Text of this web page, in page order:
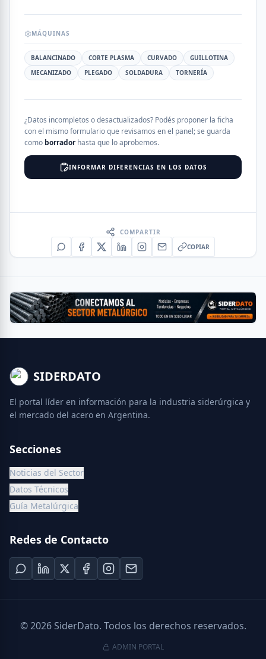
MÁQUINAS
BALANCINADO CORTE PLASMA CURVADO
GUILLOTINA
MECANIZADO
PLEGADO SOLDADURA TORNERÍA
¿Datos incompletos o desactualizados? Podés proponer la ficha
con el mismo formulario que revisamos en el panel; se guarda
como borradorhasta que lo aprobemos.
INFORMAR DIFERENCIAS EN LOS DATOS
COMPARTIR
COPIAR
SIDERDATO
El portal líder en información para la industria siderúrgica y
el mercado del acero en Argentina.
Secciones
Noticias del Sector
Datos Técnicos
Guía Metalúrgica
Redes de Contacto
©2026SiderDato. Todos los derechos reservados.
ADMIN PORTAL